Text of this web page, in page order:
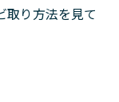
取り方法を見て